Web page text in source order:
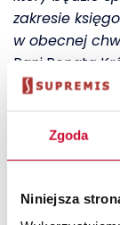
Zgoda
Niniejsza
zakresie
w obecnej
Pani Renata
Dyrektor
w Polsce
klasy ERP,
wdraża
działalności.